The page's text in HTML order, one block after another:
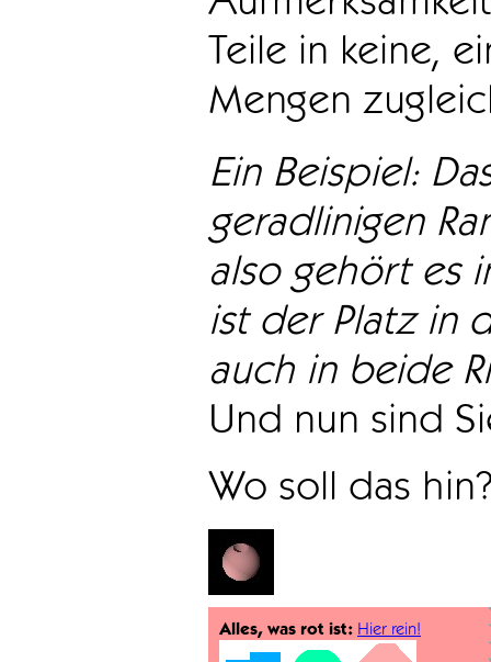
Teile in keine,
Mengen
Ein Beispiel:
geradlinigen
also gehört es
ist der Platz in
auch in beide
Und nun sind
Wo soll das
Alles, was rot ist: Hier rein!